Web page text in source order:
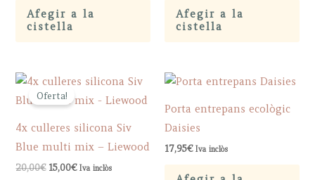
was:
20,00€.
is:
15,00€.
Afegir a la
cistella
was:
20,00€.
is:
15,00€.
Afegir a la
cistella
Oferta!
4x culleres silicona Siv
Blue multi mix – Liewood
20,00€ Original
15,00€Current
Iva inclòs
Porta entrepans ecològic
Daisies
17,95€ Iva inclòs